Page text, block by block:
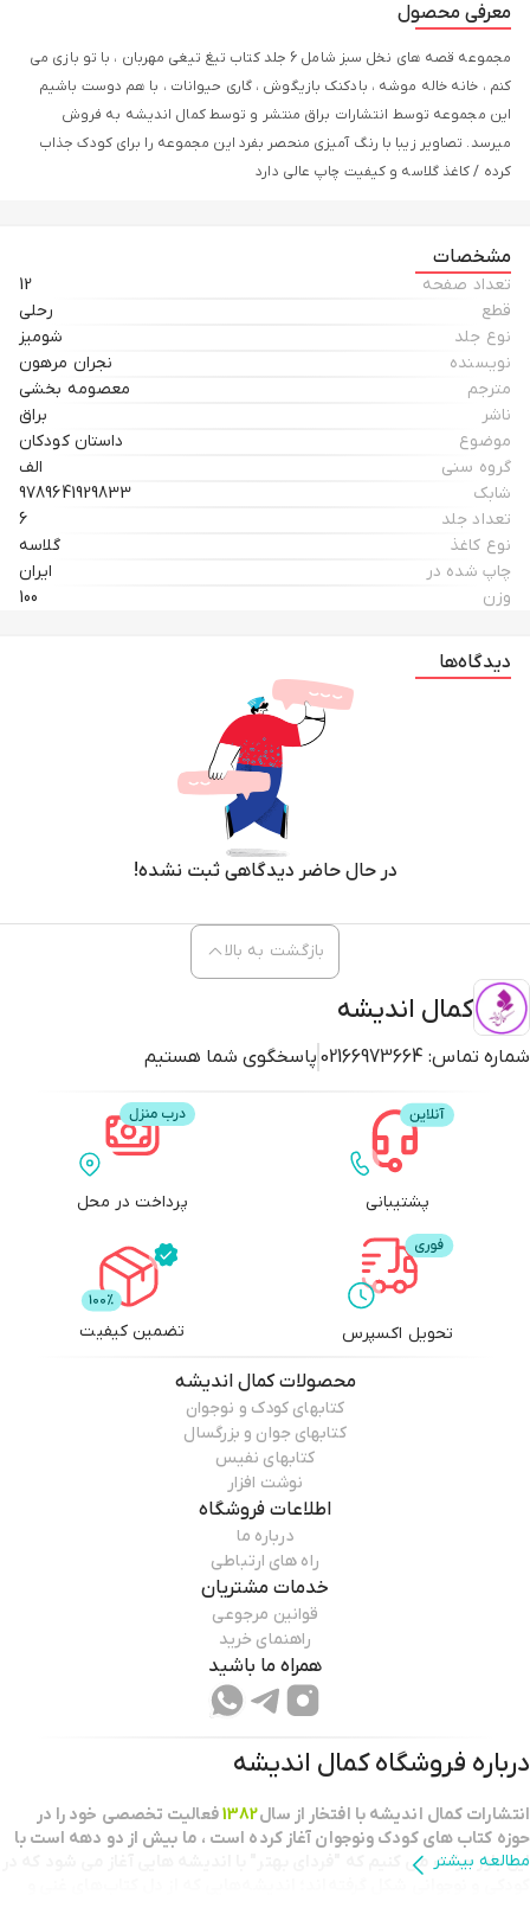
معرفی محصول
مجموعه قصه های نخل سبز شامل 6 جلد کتاب تیغ تیغی مهربان ، با تو بازی می
کنم ، خانه خاله موشه ، بادکنک بازیگوش ، گاری حیوانات ، با هم دوست باشیم
این مجموعه توسط انتشارات براق منتشر و توسط کمال اندیشه به فروش
میرسد. تصاویر زیبا با رنگ آمیزی منحصر بفرد این مجموعه را برای کودک جذاب
کرده / کاغذ گلاسه و کیفیت چاپ عالی دارد
مشخصات
تعداد صفحه
12
قطع
رحلی
نوع جلد
شومیز
نویسنده
نجران مرهون
مترجم
معصومه بخشي
ناشر
براق
موضوع
داستان كودكان
گروه سنی
الف
شابک
9789641929833
تعداد جلد
6
نوع کاغذ
گلاسه
چاپ شده در
ایران
وزن
100
دیدگاه‌ها
در حال حاضر دیدگاهی ثبت نشده!
کمال اندیشه
شماره تماس: 02166973664 پاسخگوی شما هستیم
بازگشت به بالا
پشتیبانی پرداخت در محل
تحویل اکسپرس تضمین کیفیت
محصولاتکمال اندیشه
کتابهای کودک و نوجوان
کتابهای جوان و بزرگسال
کتابهای نفیس
نوشت افزار
اطلاعات فروشگاه
درباره ما
راه های ارتباطی
خدمات مشتریان
قوانین مرجوعی
راهنمای خرید
همراه ما باشید
درباره فروشگاهکمال اندیشه
انتشارات كمال انديشه با افتخار از سال1382فعاليت تخصصي خود را در
حوزه كتاب هاي كودك ونوجوان آغاز كرده است ، ما بيش از دو دهه است با
اين باور حركت مي كنيم كه "فرداي بهتر" با انديشه هايي آغاز مي شود كه در
مطالعه بیشتر